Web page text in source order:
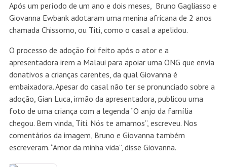
Após um período de um ano e dois meses, Bruno Gagliasso e
Giovanna Ewbank adotaram uma menina africana de 2 anos
chamada Chissomo, ou Titi, como o casal a apelidou.
O processo de adoção foi feito após o ator e a
apresentadora irem a Malaui para apoiar uma ONG que envia
donativos a crianças carentes, da qual Giovanna é
embaixadora. Apesar do casal não ter se pronunciado sobre a
adoção, Gian Luca, irmão da apresentadora, publicou uma
foto de uma criança com a legenda “O anjo da família
chegou. Bem vinda, Titi. Nós te amamos”, escreveu. Nos
comentários da imagem, Bruno e Giovanna também
escreveram. “Amor da minha vida”, disse Giovanna.